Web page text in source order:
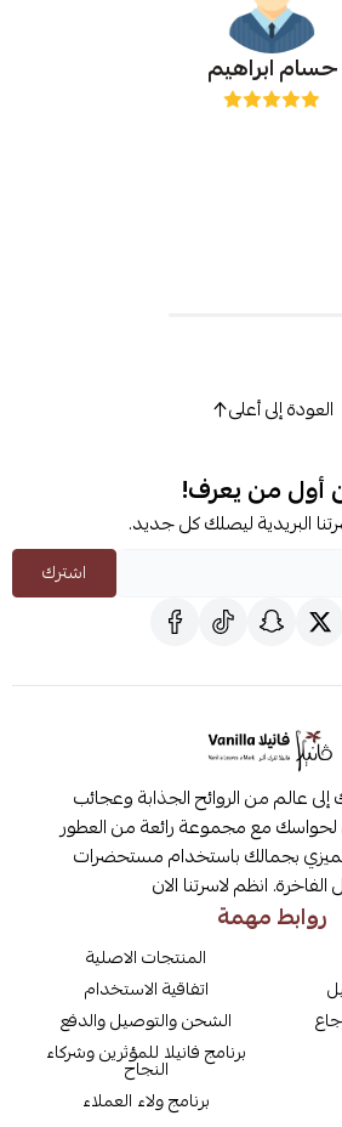
حسام ابراهيم
العودة إلى أعلى
أول من يعرف!
البريدية ليصلك كل جديد.
اشترك
إلى عالم من الروائح الجذابة وعجائب
لحواسك مع مجموعة رائعة من العطور
تميزي بجمالك باستخدام مستحضرات
الفاخرة. انظم لاسرتنا الان
روابط مهمة
المنتجات الاصلية
اتفاقية الاستخدام
الشحن والتوصيل والدفع
برنامج فانيلا للمؤثرين وشركاء
النجاح
برنامج ولاء العملاء